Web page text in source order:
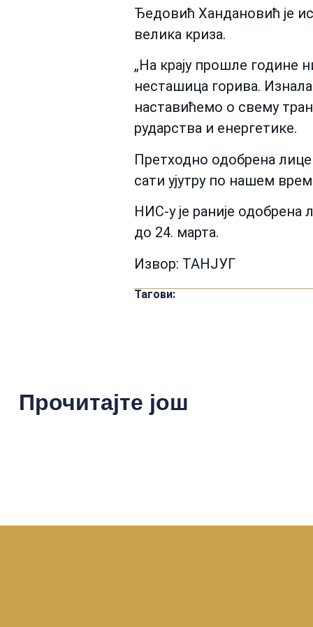
Ђедовић Хандановић је
велика криза.
„На крају прошле године
несташица горива.
наставићемо о свему
рударства и енергетике.
Претходно одобрена
сати ујутру по нашем
НИС-у је раније
до 24. марта.
Извор: ТАНЈУГ
Тагови:
Прочитајте још